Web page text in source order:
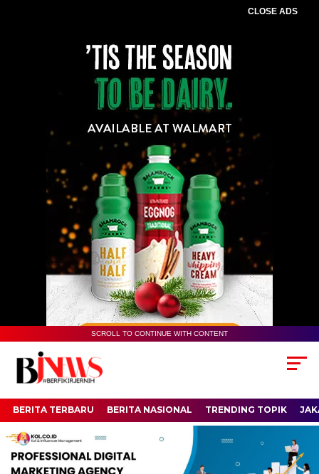
CLOSE ADS
SCROLL TO CONTINUE WITH CONTENT
BERITA TERBARU BERITA NASIONAL TRENDING TOPIK